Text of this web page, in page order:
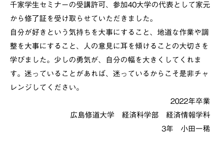
千家学生セミナーの受講許可、参加40大学の代表として家元
から修了証を受け取らせていただきました。
自分が好きという気持ちを大事にすること、地道な作業や調
整を大事にすること、人の意見に耳を傾けることの大切さを
学びました。少しの勇気が、自分の幅を大きくしてくれま
す。迷っていることがあれば、迷っているからこそ是非チャ
レンジしてください。
2022年卒業
広島修道大学 経済科学部 経済情報学科
3年 小田一稀